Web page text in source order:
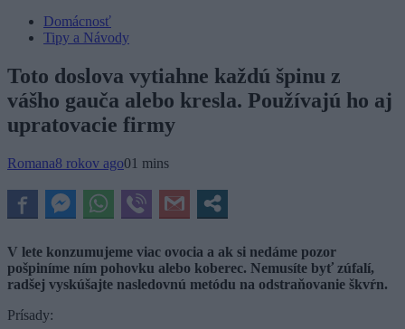
Domácnosť
Tipy a Návody
Toto doslova vytiahne každú špinu z
vášho gauča alebo kresla. Používajú ho aj
upratovacie firmy
Romana8 rokov ago01 mins
V lete konzumujeme viac ovocia a ak si nedáme pozor
pošpiníme ním pohovku alebo koberec. Nemusíte byť zúfalí,
radšej vyskúšajte nasledovnú metódu na odstraňovanie škvŕn.
Prísady: